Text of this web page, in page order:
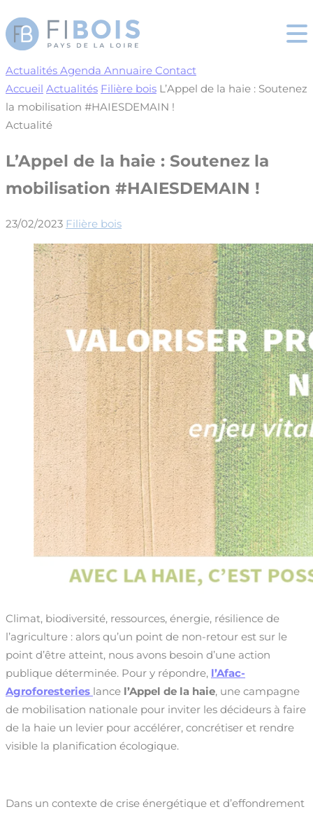
Actualités Agenda Annuaire Contact
Accueil Actualités Filière bois L’Appel de la haie : Soutenez
la mobilisation #HAIESDEMAIN !
Actualité
L’Appel de la haie : Soutenez la
mobilisation #HAIESDEMAIN !
23/02/2023 Filière bois
Climat, biodiversité, ressources, énergie, résilience de
l’agriculture : alors qu’un point de non-retour est sur le
point d’être atteint, nous avons besoin d’une action
publique déterminée. Pour y répondre, l’Afac-
Agroforesteries lance l’Appel de la haie, une campagne
de mobilisation nationale pour inviter les décideurs à faire
de la haie un levier pour accélérer, concrétiser et rendre
visible la planification écologique.
Dans un contexte de crise énergétique et d’effondrement